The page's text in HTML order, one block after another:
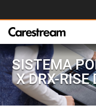
Productos
Soporte
SISTEMA
X DRX-RISE